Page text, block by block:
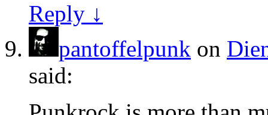
Reply ↓
pantoffelpunk on
said: